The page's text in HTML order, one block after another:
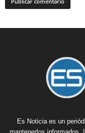
Es Noticia es un